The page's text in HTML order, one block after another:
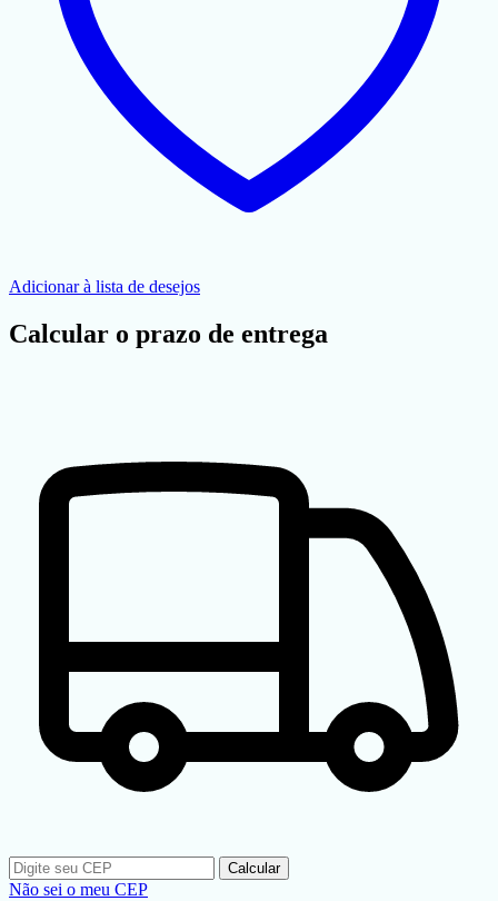
Adicionar à lista de desejos
Calcular o prazo de entrega
Calcular
Não sei o meu CEP